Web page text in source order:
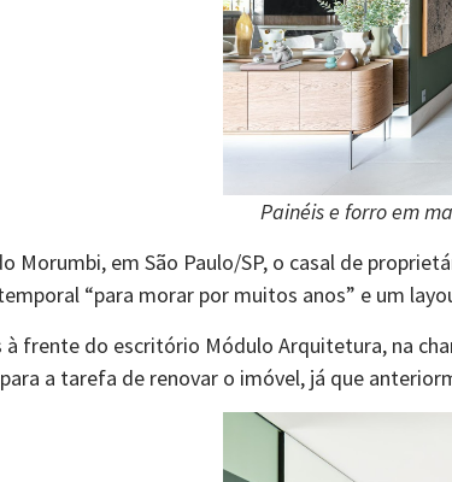
Painéis e forro em
Morumbi, em São Paulo/SP, o casal de
“para morar por muitos anos” e um
à frente do escritório Módulo Arquitetura, na
a tarefa de renovar o imóvel, já que